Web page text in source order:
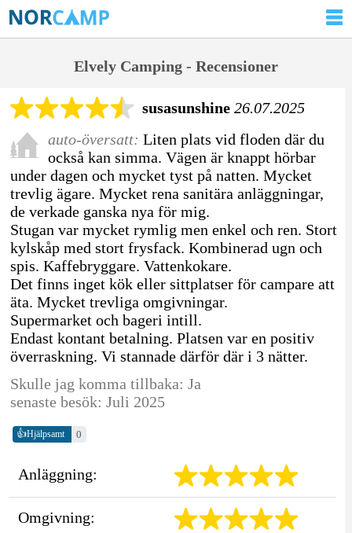
Elvely Camping - Recensioner
susasunshine 26.07.2025
auto-översatt: Liten plats vid floden där du
också kan simma. Vägen är knappt hörbar
under dagen och mycket tyst på natten. Mycket
trevlig ägare. Mycket rena sanitära anläggningar,
de verkade ganska nya för mig.
Stugan var mycket rymlig men enkel och ren. Stort
kylskåp med stort frysfack. Kombinerad ugn och
spis. Kaffebryggare. Vattenkokare.
Det finns inget kök eller sittplatser för campare att
äta. Mycket trevliga omgivningar.
Supermarket och bageri intill.
Endast kontant betalning. Platsen var en positiv
överraskning. Vi stannade därför där i 3 nätter.
Skulle jag komma tillbaka: Ja
senaste besök: Juli 2025
👍Hjälpsamt 0
Anläggning:
Omgivning: